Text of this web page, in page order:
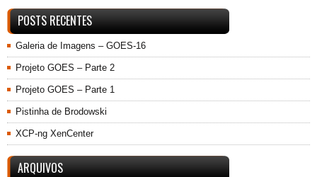
POSTS RECENTES
Galeria de Imagens – GOES-16
Projeto GOES – Parte 2
Projeto GOES – Parte 1
Pistinha de Brodowski
XCP-ng XenCenter
ARQUIVOS